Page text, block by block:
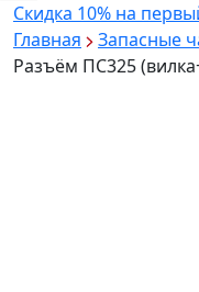
Скидка 10% на
Главная
Запасные
Разъём ПС325